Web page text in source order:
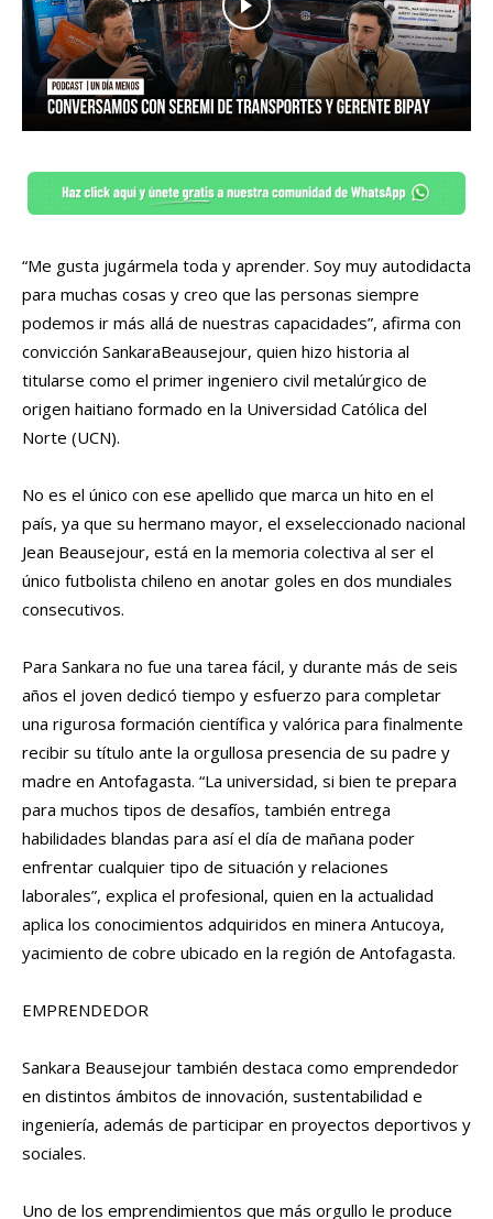
“Me gusta jugármela toda y aprender. Soy muy autodidacta
para muchas cosas y creo que las personas siempre
podemos ir más allá de nuestras capacidades”, afirma con
convicción SankaraBeausejour, quien hizo historia al
titularse como el primer ingeniero civil metalúrgico de
origen haitiano formado en la Universidad Católica del
Norte (UCN).
No es el único con ese apellido que marca un hito en el
país, ya que su hermano mayor, el exseleccionado nacional
Jean Beausejour, está en la memoria colectiva al ser el
único futbolista chileno en anotar goles en dos mundiales
consecutivos.
Para Sankara no fue una tarea fácil, y durante más de seis
años el joven dedicó tiempo y esfuerzo para completar
una rigurosa formación científica y valórica para finalmente
recibir su título ante la orgullosa presencia de su padre y
madre en Antofagasta. “La universidad, si bien te prepara
para muchos tipos de desafíos, también entrega
habilidades blandas para así el día de mañana poder
enfrentar cualquier tipo de situación y relaciones
laborales”, explica el profesional, quien en la actualidad
aplica los conocimientos adquiridos en minera Antucoya,
yacimiento de cobre ubicado en la región de Antofagasta.
EMPRENDEDOR
Sankara Beausejour también destaca como emprendedor
en distintos ámbitos de innovación, sustentabilidad e
ingeniería, además de participar en proyectos deportivos y
sociales.
Uno de los emprendimientos que más orgullo le produce